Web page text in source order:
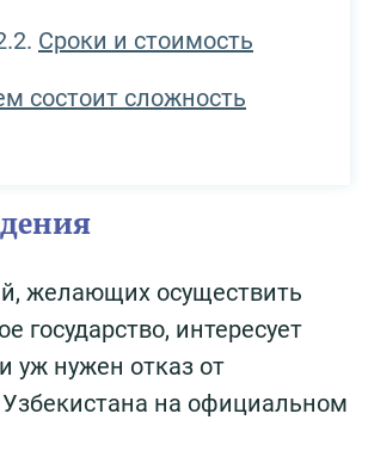
Сроки и стоимость
состоит сложность
желающих осуществить
государство, интересует
уж нужен отказ от
на официальном